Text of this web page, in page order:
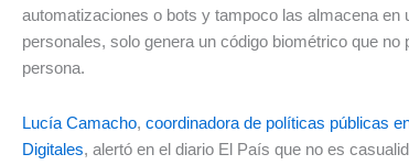
automatizaciones o bots y tampoco las almacena en
personales, solo genera un código biométrico que no
persona.
Lucía Camacho, coordinadora de políticas públicas
Digitales, alertó en el diario El País que no es